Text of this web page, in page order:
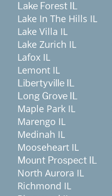
Lake Forest IL
Lake In The Hills IL
Lake Villa IL
Lake Zurich IL
Lafox IL
Lemont IL
Libertyville IL
Long Grove IL
Maple Park IL
Marengo IL
Medinah IL
Mooseheart IL
Mount Prospect IL
North Aurora IL
Richmond IL